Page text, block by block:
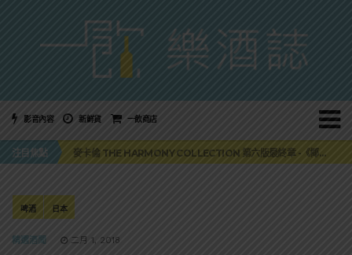
影音內容 新鮮貨 一飲商店
注目焦點
美國正式恢復蘇格蘭威士忌零關稅！烈酒產業再次迎來重磅利多
麥卡倫 THE HARMONY COLLECTION 第六版最終章 -《椰風煖韻》
角嗨尬炸物X爽快這一步，角瓶攜手頂呱呱 全新套餐限時登場
啤酒 日本
精選酒聞 二月 1, 2018